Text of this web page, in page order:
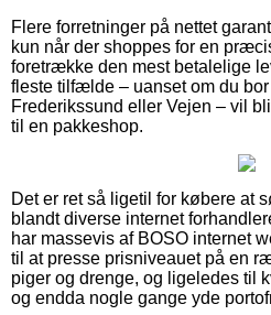
Flere forretninger på nettet
kun når der shoppes for en
foretrække den mest betalelige
fleste tilfælde – uanset om du
Frederikssund eller Vejen – vil
til en pakkeshop.
Det er ret så ligetil for købere at
blandt diverse internet
har massevis af BOSO internet
til at presse prisniveauet på en
piger og drenge, og ligeledes til
og endda nogle gange yde